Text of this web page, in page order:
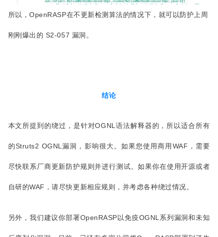
所以，OpenRASP在不更新检测算法的情况下，就可以防护上周
刚刚爆出的 S2-057 漏洞。
结论
本文所提到的绕过，是针对OGNL语法解释器的，所以适合所有
的Struts2 OGNL漏洞，影响很大。如果您使用商用WAF，需要
尽快联系厂商更新防护规则并进行测试。如果你在使用开源或者
自研的WAF，请尽快更新相应规则，并考虑各种绕过情况。
另外，我们建议你部署OpenRASP以免疫OGNL系列漏洞和未知